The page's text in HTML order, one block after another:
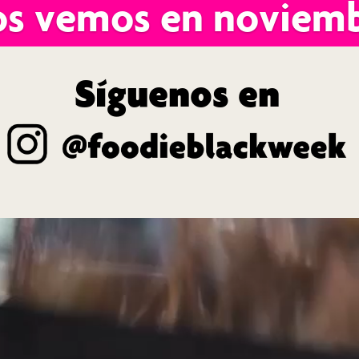
vemos en
Síguenos en